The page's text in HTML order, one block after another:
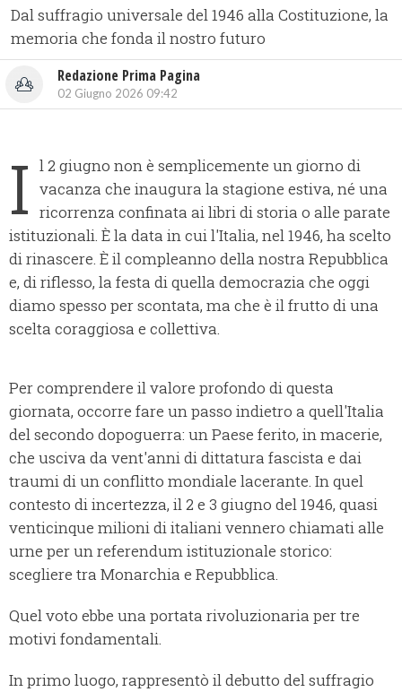
Dal suffragio universale del 1946 alla Costituzione, la
memoria che fonda il nostro futuro
Redazione Prima Pagina
02 Giugno 2026 09:42
I l 2 giugno non è semplicemente un giorno di
vacanza che inaugura la stagione estiva, né una
ricorrenza confinata ai libri di storia o alle parate
istituzionali. È la data in cui l'Italia, nel 1946, ha scelto
di rinascere. È il compleanno della nostra Repubblica
e, di riflesso, la festa di quella democrazia che oggi
diamo spesso per scontata, ma che è il frutto di una
scelta coraggiosa e collettiva.
Per comprendere il valore profondo di questa
giornata, occorre fare un passo indietro a quell'Italia
del secondo dopoguerra: un Paese ferito, in macerie,
che usciva da vent'anni di dittatura fascista e dai
traumi di un conflitto mondiale lacerante. In quel
contesto di incertezza, il 2 e 3 giugno del 1946, quasi
venticinque milioni di italiani vennero chiamati alle
urne per un referendum istituzionale storico:
scegliere tra Monarchia e Repubblica.
Quel voto ebbe una portata rivoluzionaria per tre
motivi fondamentali.
In primo luogo, rappresentò il debutto del suffragio